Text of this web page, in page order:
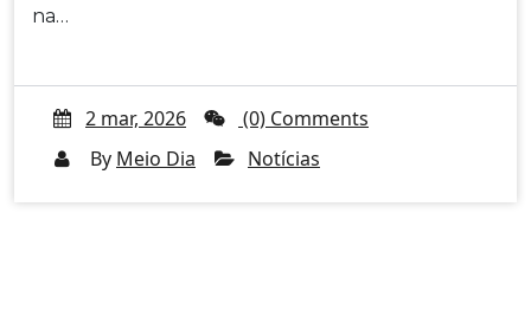
na…
2 mar, 2026
(0) Comments
By Meio Dia Notícias